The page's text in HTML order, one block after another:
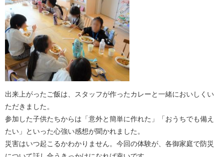
出来上がったご飯は、スタッフが作ったカレーと一緒においしくい
ただきました。
参加した子供たちからは「意外と簡単に作れた」「おうちでも備え
たい」といった心強い感想が聞かれました。
災害はいつ起こるかわかりません。今回の体験が、各御家庭で防災